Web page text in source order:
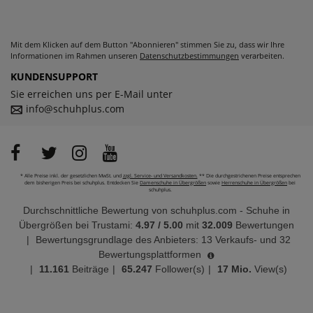
Mit dem Klicken auf dem Button "Abonnieren" stimmen Sie zu, dass wir Ihre
Informationen im Rahmen unseren Datenschutzbestimmungen verarbeiten.
KUNDENSUPPORT
Sie erreichen uns per E-Mail unter
info@schuhplus.com
* Alle Preise inkl. der gesetzlichen MwSt. und zzgl. Service- und Versandkosten.** Die durchgestrichenen Preise entsprechen
dem bisherigen Preis bei schuhplus. Entdecken Sie Damenschuhe in Übergrößen sowie Herrenschuhe in Übergrößen bei
schuhplus.
Durchschnittliche Bewertung von schuhplus.com - Schuhe in
Übergrößen bei Trustami: 4.97 / 5.00 mit 32.009 Bewertungen
|
Bewertungsgrundlage des Anbieters: 13 Verkaufs- und 32
Bewertungsplattformen
|
11.161 Beiträge | 65.247 Follower(s) | 17 Mio. View(s)